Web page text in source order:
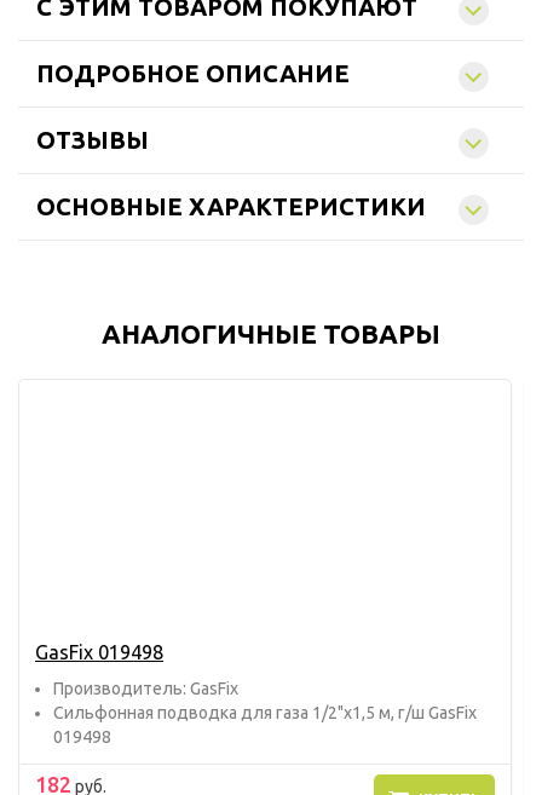
C ЭТИМ ТОВАРОМ ПОКУПАЮТ
ПОДРОБНОЕ ОПИСАНИЕ
ОТЗЫВЫ
ОСНОВНЫЕ ХАРАКТЕРИСТИКИ
АНАЛОГИЧНЫЕ ТОВАРЫ
GasFix 019498
Прoизвoдитель: GasFix
Сильфонная подводка для газа 1/2"х1,5 м, г/ш GasFix
019498
182 руб.